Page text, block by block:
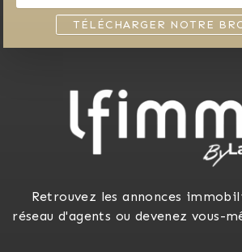
TÉLÉCHARGER NOTRE
Retrouvez les annonces
réseau d'agents ou devenez vous-